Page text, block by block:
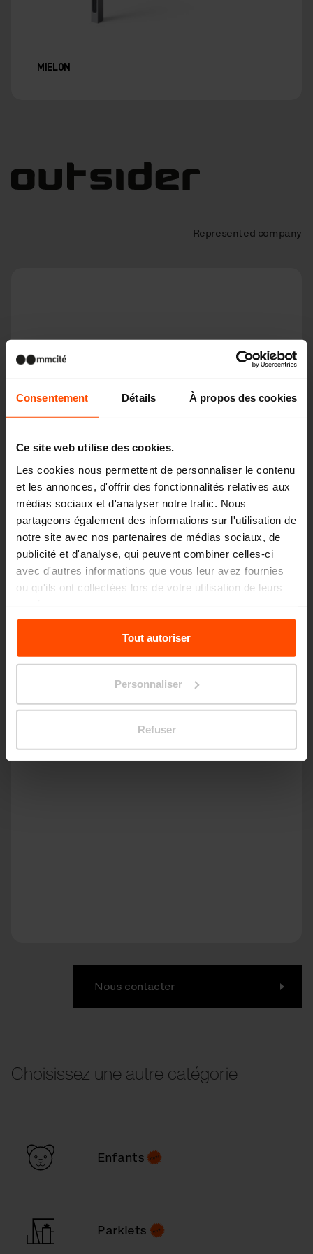
Consentement Détails À propos des cookies
Ce site web utilise des cookies.
Les cookies nous permettent de personnaliser le contenu
et les annonces, d'offrir des fonctionnalités relatives aux
médias sociaux et d'analyser notre trafic. Nous
partageons également des informations sur l'utilisation de
notre site avec nos partenaires de médias sociaux, de
publicité et d'analyse, qui peuvent combiner celles-ci
avec d'autres informations que vous leur avez fournies
ou qu'ils ont collectées lors de votre utilisation de leurs
Pour plus d'informations, veuillez consulter le
sitePrinciples Relating to the Processing Personal
Tout autoriser
Personnaliser
Refuser
MIELON
Represented company
CHICANE
Nous contacter
Choisissez une autre catégorie
Enfants
Parklets